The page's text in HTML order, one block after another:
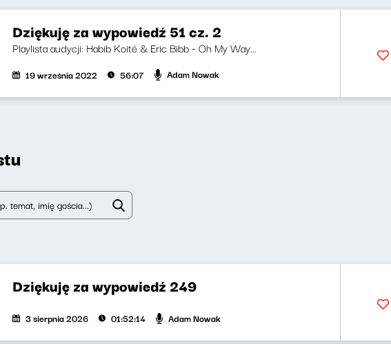
Dziękuję za wypowiedź 51 cz. 2
Playlista audycji: Habib Koité & Eric Bibb - Oh My Way...
19 września 2022 56:07 Adam Nowak
Dziękuję za wypowiedź 249
3 sierpnia 2026 01:52:14 Adam Nowak